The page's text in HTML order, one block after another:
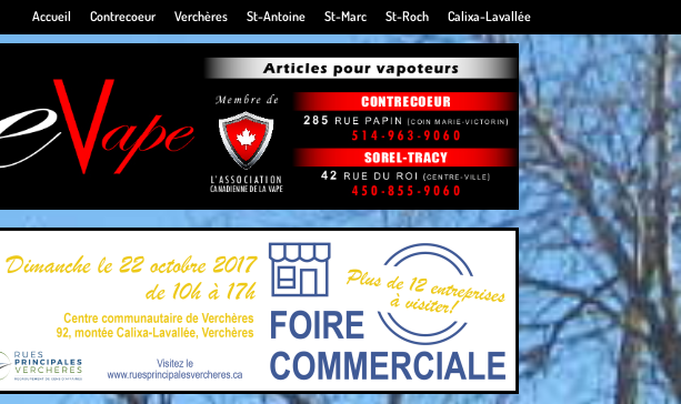
Accueil Contrecoeur Verchères St-Antoine St-Marc St-Roch Calixa-Lavallée